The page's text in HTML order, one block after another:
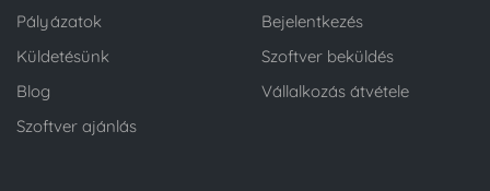
Pályázatok
Küldetésünk
Blog
Szoftver ajánlás
Bejelentkezés
Szoftver beküldés
Vállalkozás átvétele